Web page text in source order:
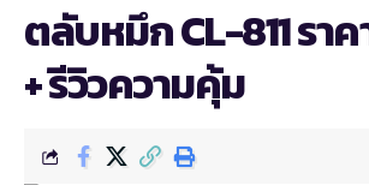
ตลับหมึก CL-811 รา
+ รีวิวความคุ้ม